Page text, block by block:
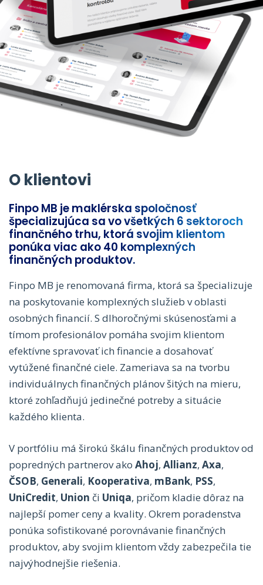
O klientovi
Finpo MB je maklérska spoločnosť
špecializujúca sa vo všetkých 6 sektoroch
finančného trhu, ktorá svojim klientom
ponúka viac ako 40 komplexných
finančných produktov.
Finpo MB je renomovaná firma, ktorá sa špecializuje
na poskytovanie komplexných služieb v oblasti
osobných financií. S dlhoročnými skúsenosťami a
tímom profesionálov pomáha svojim klientom
efektívne spravovať ich financie a dosahovať
vytúžené finančné ciele. Zameriava sa na tvorbu
individuálnych finančných plánov šitých na mieru,
ktoré zohľadňujú jedinečné potreby a situácie
každého klienta.
V portfóliu má širokú škálu finančných produktov od
popredných partnerov ako Ahoj, Allianz, Axa,
ČSOB, Generali, Kooperativa, mBank, PSS,
UniCredit, Union či Uniqa, pričom kladie dôraz na
najlepší pomer ceny a kvality. Okrem poradenstva
ponúka sofistikované porovnávanie finančných
produktov, aby svojim klientom vždy zabezpečila tie
najvýhodnejšie riešenia.